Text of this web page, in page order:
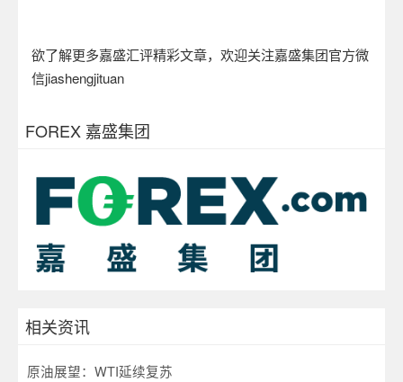
欲了解更多嘉盛汇评精彩文章，欢迎关注嘉盛集团官方微
信jiashengjituan
FOREX 嘉盛集团
相关资讯
原油展望：WTI延续复苏